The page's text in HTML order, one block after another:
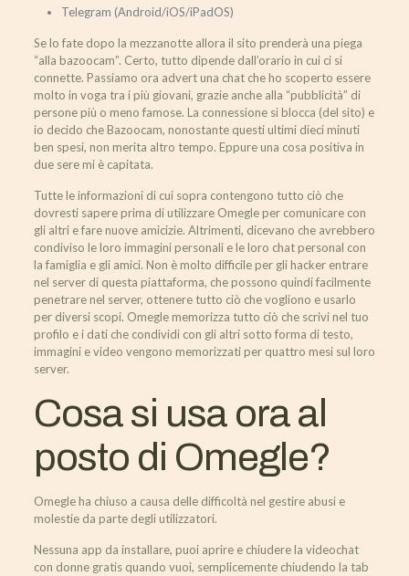
Telegram (Android/iOS/iPadOS)
Se lo fate dopo la mezzanotte allora il sito prenderà una piega
“alla bazoocam”. Certo, tutto dipende dall’orario in cui ci si
connette. Passiamo ora advert una chat che ho scoperto essere
molto in voga tra i più giovani, grazie anche alla “pubblicità” di
persone più o meno famose. La connessione si blocca (del sito) e
io decido che Bazoocam, nonostante questi ultimi dieci minuti
ben spesi, non merita altro tempo. Eppure una cosa positiva in
due sere mi è capitata.
Tutte le informazioni di cui sopra contengono tutto ciò che
dovresti sapere prima di utilizzare Omegle per comunicare con
gli altri e fare nuove amicizie. Altrimenti, dicevano che avrebbero
condiviso le loro immagini personali e le loro chat personal con
la famiglia e gli amici. Non è molto difficile per gli hacker entrare
nel server di questa piattaforma, che possono quindi facilmente
penetrare nel server, ottenere tutto ciò che vogliono e usarlo
per diversi scopi. Omegle memorizza tutto ciò che scrivi nel tuo
profilo e i dati che condividi con gli altri sotto forma di testo,
immagini e video vengono memorizzati per quattro mesi sul loro
server.
Cosa si usa ora al
posto di Omegle?
Omegle ha chiuso a causa delle difficoltà nel gestire abusi e
molestie da parte degli utilizzatori.
Nessuna app da installare, puoi aprire e chiudere la videochat
con donne gratis quando vuoi, semplicemente chiudendo la tab